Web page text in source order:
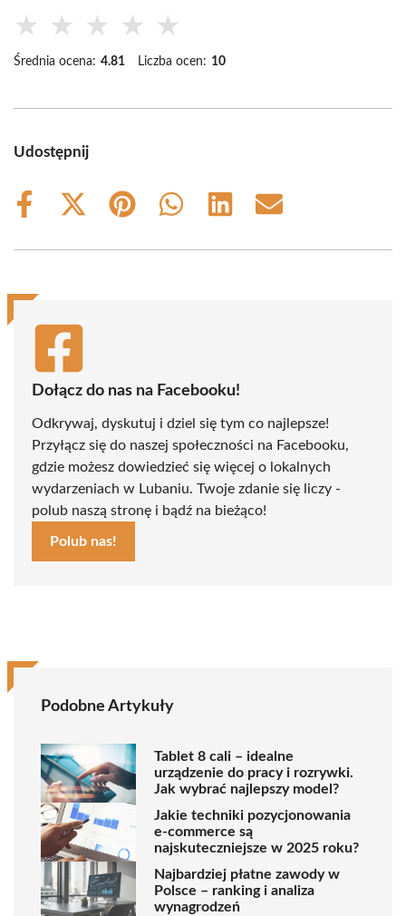
★ ★ ★ ★ ★
Średnia ocena: 4.81 Liczba ocen: 10
Udostępnij
Share
Share
(Twitter)
Share
Share
Share
Share
Dołącz do nas na Facebooku!
Odkrywaj, dyskutuj i dziel się tym co najlepsze!
Przyłącz się do naszej społeczności na Facebooku,
gdzie możesz dowiedzieć się więcej o lokalnych
wydarzeniach w Lubaniu. Twoje zdanie się liczy -
polub naszą stronę i bądź na bieżąco!
Polub nas!
Podobne Artykuły
Tablet 8 cali – idealne
urządzenie do pracy i rozrywki.
Jak wybrać najlepszy model?
Jakie techniki pozycjonowania
e-commerce są
najskuteczniejsze w 2025 roku?
Najbardziej płatne zawody w
Polsce – ranking i analizа
wynagrodzeń